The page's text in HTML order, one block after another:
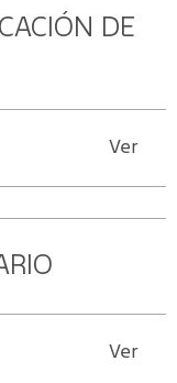
DE
Ver
Ver